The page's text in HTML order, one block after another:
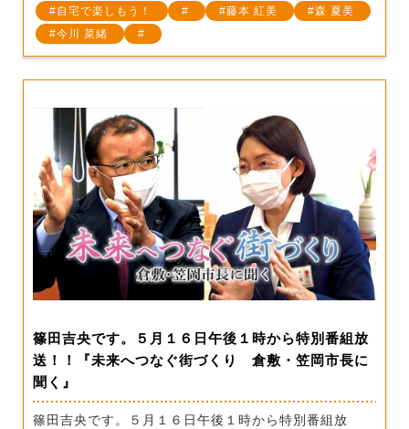
自宅で楽しもう！
藤本 紅美
森 夏美
今川 菜緒
篠田吉央です。５月１６日午後１時から特別番組放
送！！『未来へつなぐ街づくり 倉敷・笠岡市長に
聞く』
篠田吉央です。５月１６日午後１時から特別番組放